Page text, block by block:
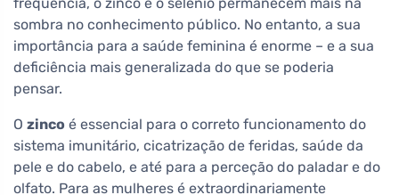
frequência, o zinco e o selénio permanecem mais na
sombra no conhecimento público. No entanto, a sua
importância para a saúde feminina é enorme – e a sua
deficiência mais generalizada do que se poderia
pensar.
O zinco é essencial para o correto funcionamento do
sistema imunitário, cicatrização de feridas, saúde da
pele e do cabelo, e até para a perceção do paladar e do
olfato. Para as mulheres é extraordinariamente